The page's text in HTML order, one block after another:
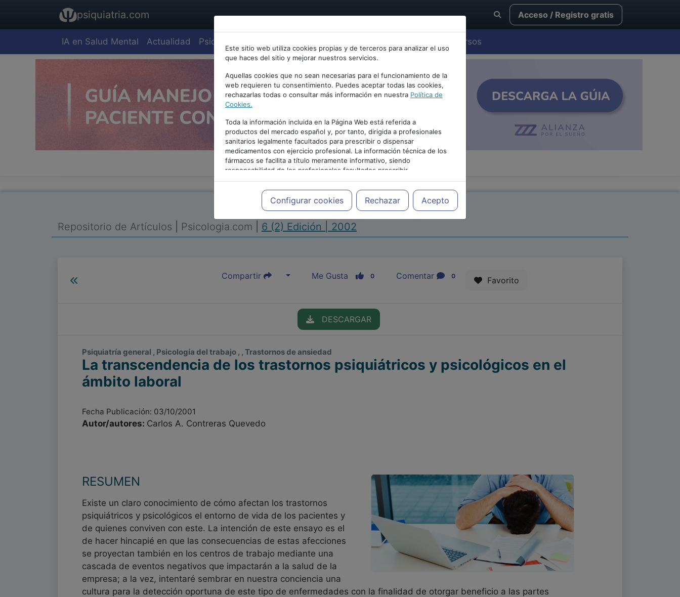
psiquiatria.com Acceso / Registro gratis
IA en Salud Mental Actualidad Psiquiatría Cursos
Este sitio web utiliza cookies propias y de terceros para analizar el uso
que haces del sitio y mejorar nuestros servicios.
Aquellas cookies que no sean necesarias para el funcionamiento de la
web requieren tu consentimiento. Puedes aceptar todas las cookies,
rechazarlas todas o consultar más información en nuestra Política de
Cookies.
Toda la información incluida en la Página Web está referida a
productos del mercado español y, por tanto, dirigida a profesionales
sanitarios legalmente facultados para prescribir o dispensar
medicamentos con ejercicio profesional. La información técnica de los
fármacos se facilita a título meramente informativo, siendo
responsabilidad de los profesionales facultados prescribir
medicamentos y decidir, en cada caso concreto, el tratamiento más
adecuado a las necesidades del paciente.
Configurar cookies Rechazar Acepto
PUBLICIDAD
Repositorio de Artículos Psicologia.com 6 (2) Edición | 2002
Compartir Me Gusta 0 Comentar 0 Favorito
DESCARGAR
Psiquiatría general , Psicología del trabajo , , Trastornos de ansiedad
La transcendencia de los trastornos psiquiátricos y psicológicos en el
ámbito laboral
Fecha Publicación: 03/10/2001
Autor/autores: Carlos A. Contreras Quevedo
RESUMEN
Existe un claro conocimiento de cómo afectan los trastornos
psiquiátricos y psicológicos el entorno de vida de los pacientes y
de quienes conviven con este. La intención de este ensayo es el
de hacer hincapié en que las consecuencias de estas afecciones
se proyectan también en los centros de trabajo mediante una
cascada de eventos negativos que impactarán a la salud de la
empresa; a la vez, intentaré sembrar en nuestra conciencia una
cultura para la detección oportuna de este tipo de enfermedades con la finalidad de otorgar beneficio a las partes